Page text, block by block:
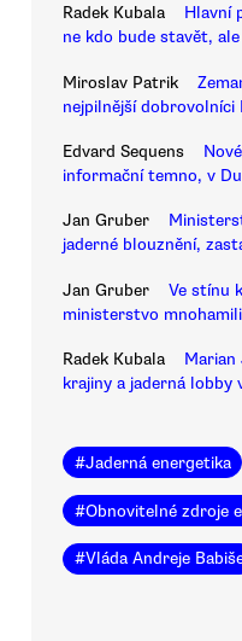
Radek Kubala
Hlavní
ne kdo bude stavět,
Miroslav Patrik
nejpilnější dobrovolníci
Edvard Sequens
informační temno, v
Jan Gruber
jaderné blouznění,
Jan Gruber
Ve stínu
ministerstvo
Radek Kubala
krajiny a jaderná lobby
#Jaderná energetika
#Obnovitelné zdroje
#Vláda Andreje